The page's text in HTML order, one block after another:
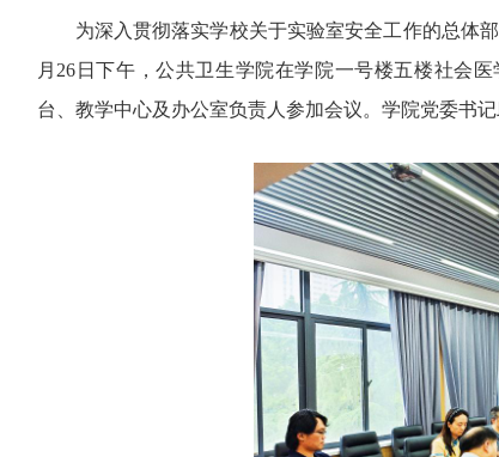
为深入贯彻落实学校关于实验室安全工作的总体
月26日下午，公共卫生学院在学院一号楼五楼社会
台、教学中心及办公室负责人参加会议。学院党委书记